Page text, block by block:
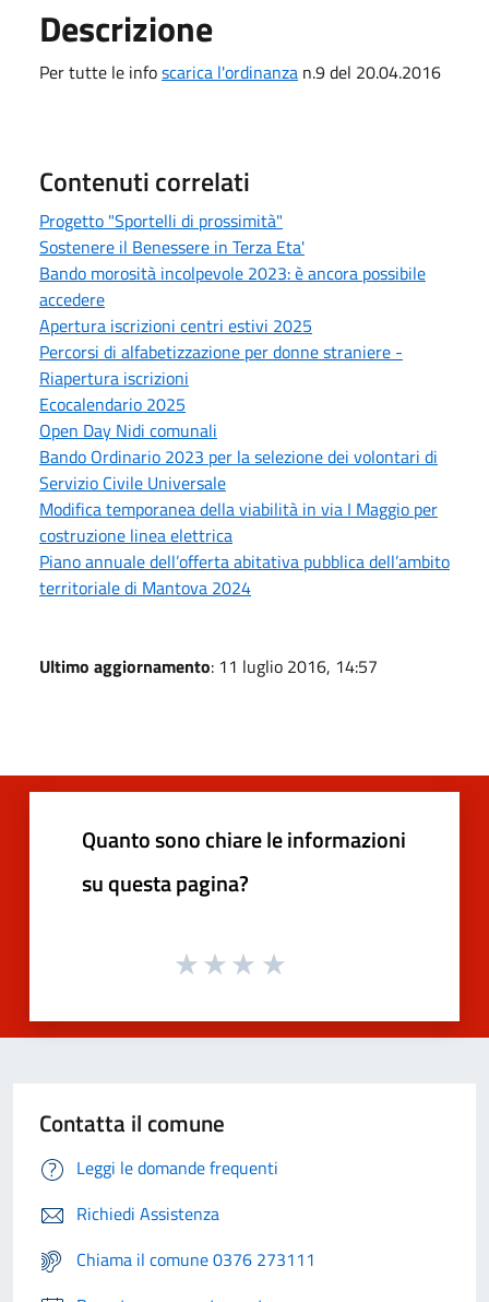
Descrizione
Per tutte le infoscarica l'ordinanza n.9 del 20.04.2016
Contenuti correlati
Progetto "Sportelli di prossimità"
Sostenere il Benessere in Terza Eta'
Bando morosità incolpevole 2023: è ancora possibile
accedere
Apertura iscrizioni centri estivi 2025
Percorsi di alfabetizzazione per donne straniere -
Riapertura iscrizioni
Ecocalendario 2025
Open Day Nidi comunali
Bando Ordinario 2023 per la selezione dei volontari di
Servizio Civile Universale
Modifica temporanea della viabilità in via I Maggio per
costruzione linea elettrica
Piano annuale dell’offerta abitativa pubblica dell’ambito
territoriale di Mantova 2024
Ultimo aggiornamento: 11 luglio 2016, 14:57
Quanto sono chiare le informazioni
su questa pagina?
Contatta il comune
Leggi le domande frequenti
Richiedi Assistenza
Chiama il comune 0376 273111